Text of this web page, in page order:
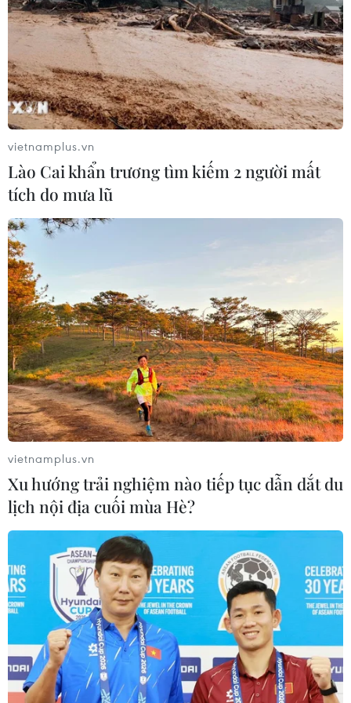
TIN CÙNG CHUYÊN MỤC
Cựu Đại sứ Australia: Tầm nhìn hợp
tác mới cho quan hệ Việt Nam-
Australia
07/08/2026 05:00
Hãng hàng không Air Premia của
Hàn Quốc nối lại đường bay
Incheon-TP Hồ Chí Minh
07/08/2026 04:28
Mở ra giai đoạn triển khai thực chất
quan hệ giữa Việt Nam và Australia
07/08/2026 01:27
vietnamplus.vn
Lào Cai khẩn trương tìm kiếm 2 người mất
tích do mưa lũ
vietnamplus.vn
Xu hướng trải nghiệm nào tiếp tục dẫn dắt du
lịch nội địa cuối mùa Hè?